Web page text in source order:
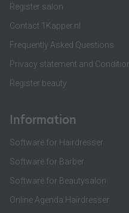
Register salon
Contact 1Kapper.nl
Frequently Asked Questions
Privacy statement and
Register beauty
Information
Software for Hairdresser
Software for Barber
Software for Beautysalon
Online Agenda Hairdresser